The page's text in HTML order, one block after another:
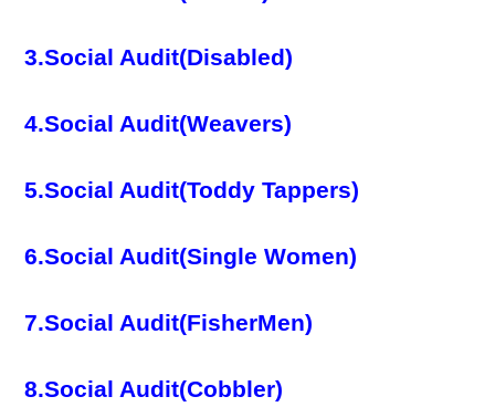
3.Social Audit(Disabled)
4.Social Audit(Weavers)
5.Social Audit(Toddy Tappers)
6.Social Audit(Single Women)
7.Social Audit(FisherMen)
8.Social Audit(Cobbler)